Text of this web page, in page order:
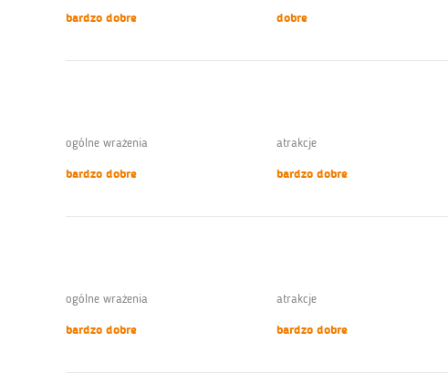
bardzo dobre
dobre
ogólne wrażenia
bardzo dobre
atrakcje
bardzo dobre
ogólne wrażenia
bardzo dobre
atrakcje
bardzo dobre